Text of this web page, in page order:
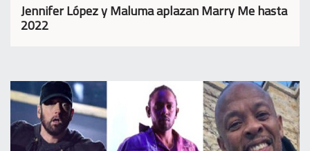
Jennifer López y Maluma aplazan Marry Me hasta
2022